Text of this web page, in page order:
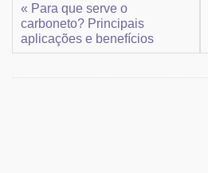
« Para que serve o
carboneto? Principais
aplicações e benefícios